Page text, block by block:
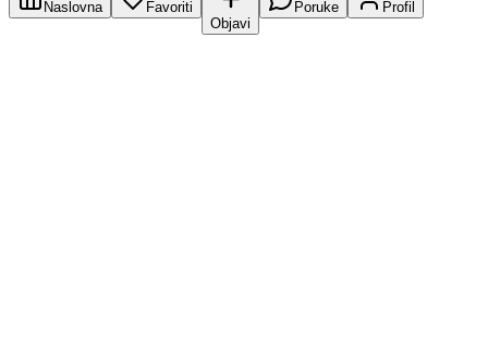
Naslovna
Favoriti
Objavi
Poruke Profil